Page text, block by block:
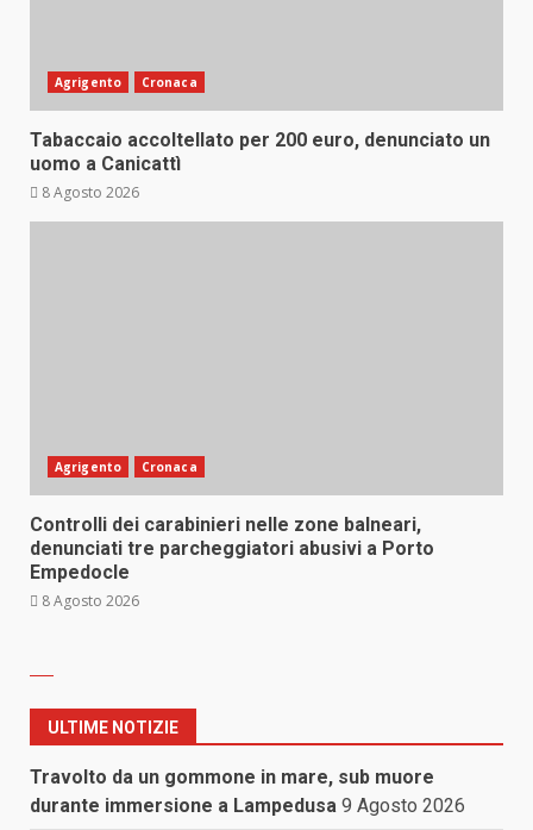
Agrigento Cronaca
Tabaccaio accoltellato per 200 euro, denunciato un
uomo a Canicattì
8 Agosto 2026
Agrigento Cronaca
Controlli dei carabinieri nelle zone balneari,
denunciati tre parcheggiatori abusivi a Porto
Empedocle
8 Agosto 2026
ULTIME NOTIZIE
Travolto da un gommone in mare, sub muore
durante immersione a Lampedusa 9 Agosto 2026